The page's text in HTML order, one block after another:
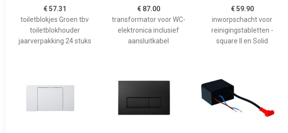
€ 57.31
toiletblokjes Groen tbv
toiletblokhouder
jaarverpakking 24 stuks
€ 87.00
transformator voor WC-
elektronica inclusief
aansluitkabel
€ 59.90
inworpschacht voor
reinigingstabletten -
square II en Solid